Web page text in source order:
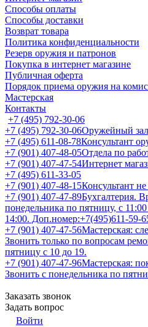
Способы оплаты
Способы доставки
Возврат товара
Политика конфиденциальности
Резерв оружия и патронов
Покупка в интернет магазине
Публичная оферта
Порядок приема оружия на
Мастерская
Контакты
+7 (495) 792-30-06
+7 (495) 792-30-06Оружейный зал
+7 (495) 611-08-78Консультант
+7 (901) 407-48-05Отдела по
+7 (901) 407-47-54Интернет
+7 (495) 611-33-05
+7 (901) 407-48-15Консультант
+7 (901) 407-47-89Бухгалтерия.
понедельника по пятницу, с
14:00. Доп.номер:+7(495)611-59-
+7 (901) 407-47-56Мастерская:
Звонить только по вопросам
пятницу с 10 до 19.
+7 (901) 407-47-96Мастерская:
Звонить с понедельника по
Заказать звонок
Задать вопрос
Войти